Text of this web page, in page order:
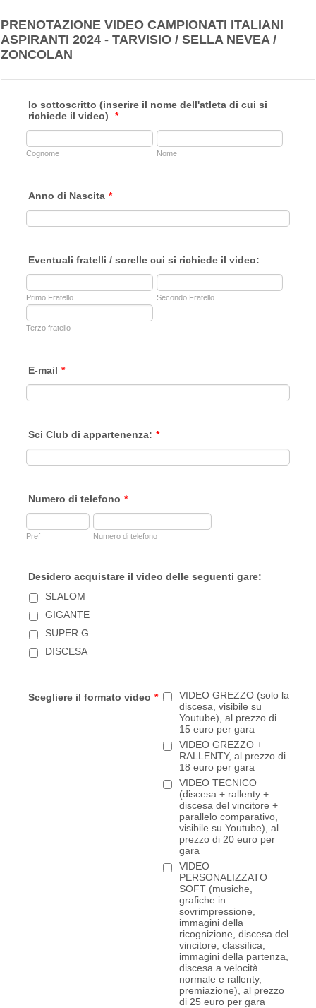
PRENOTAZIONE VIDEO CAMPIONATI ITALIANI
ASPIRANTI 2024 - TARVISIO / SELLA NEVEA /
ZONCOLAN
Io sottoscritto (inserire il nome dell'atleta di cui si
richiede il video)
*
Cognome Nome
Anno di Nascita *
Eventuali fratelli / sorelle cui si richiede il video:
Primo Fratello Secondo Fratello
Terzo fratello
E-mail *
Sci Club di appartenenza: *
Numero di telefono *
Pref Numero di telefono
Desidero acquistare il video delle seguenti gare:
SLALOM
GIGANTE
SUPER G
DISCESA
Scegliere il formato video *
VIDEO GREZZO (solo la
discesa, visibile su
Youtube), al prezzo di
15 euro per gara
VIDEO GREZZO +
RALLENTY, al prezzo di
18 euro per gara
VIDEO TECNICO
(discesa + rallenty +
discesa del vincitore +
parallelo comparativo,
visibile su Youtube), al
prezzo di 20 euro per
gara
VIDEO
PERSONALIZZATO
SOFT (musiche,
grafiche in
sovrimpressione,
immagini della
ricognizione, discesa del
vincitore, classifica,
immagini della partenza,
discesa a velocità
normale e rallenty,
premiazione), al prezzo
di 25 euro per gara